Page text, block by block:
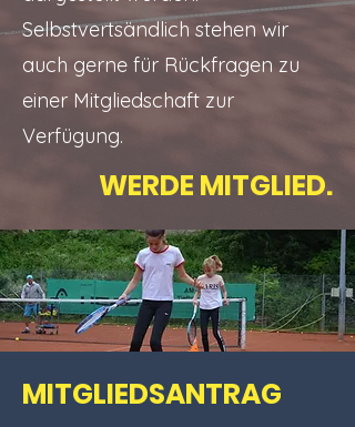
Selbstvertsändlich stehen wir
auch gerne für Rückfragen zu
einer Mitgliedschaft zur
Verfügung.
WERDE MITGLIED.
MITGLIEDSANTRAG